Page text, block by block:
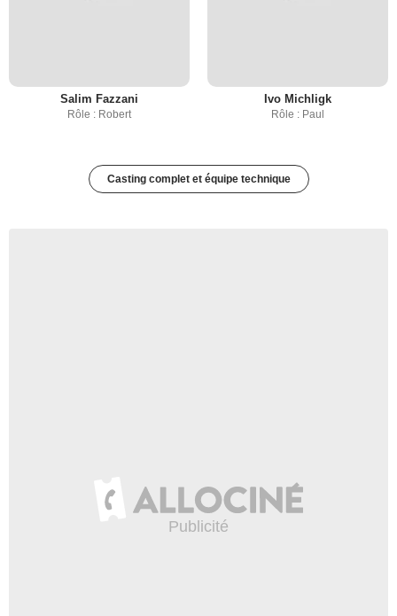
Salim Fazzani
Rôle : Robert
Ivo Michligk
Rôle : Paul
Casting complet et équipe technique